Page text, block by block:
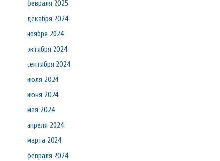
февраля 2025
декабря 2024
ноября 2024
октября 2024
сентября 2024
июля 2024
июня 2024
мая 2024
апреля 2024
марта 2024
февраля 2024